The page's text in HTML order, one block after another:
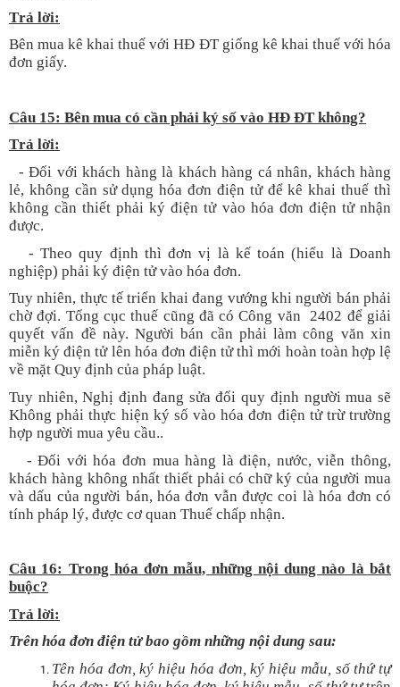
Trả lời:
Bên mua kê khai thuế với HĐ ĐT giống kê khai thuế với hóa
đơn giấy.
Câu 15: Bên mua có cần phải ký số vào HĐ ĐT không?
Trả lời:
- Đối với khách hàng là khách hàng cá nhân, khách hàng
lẻ, không cần sử dụng hóa đơn điện tử để kê khai thuế thì
không cần thiết phải ký điện tử vào hóa đơn điện tử nhận
được.
- Theo quy định thì đơn vị là kế toán (hiểu là Doanh
nghiệp) phải ký điện tử vào hóa đơn.
Tuy nhiên, thực tế triển khai đang vướng khi người bán phải
chờ đợi. Tổng cục thuế cũng đã có Công văn 2402 để giải
quyết vấn đề này. Người bán cần phải làm công văn xin
miễn ký điện tử lên hóa đơn điện tử thì mới hoàn toàn hợp lệ
về mặt Quy định của pháp luật.
Tuy nhiên, Nghị định đang sửa đổi quy định người mua sẽ
Không phải thực hiện ký số vào hóa đơn điện tử trừ trường
hợp người mua yêu cầu..
- Đối với hóa đơn mua hàng là điện, nước, viễn thông,
khách hàng không nhất thiết phải có chữ ký của người mua
và dấu của người bán, hóa đơn vẫn được coi là hóa đơn có
tính pháp lý, được cơ quan Thuế chấp nhận.
Câu 16: Trong hóa đơn mẫu, những nội dung nào là bắt
buộc?
Trả lời:
Trên hóa đơn điện tử bao gồm những nội dung sau:
Tên hóa đơn, ký hiệu hóa đơn, ký hiệu mẫu, số thứ tự